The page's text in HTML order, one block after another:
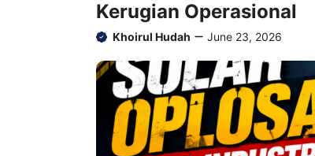
Kerugian Operasional
Khoirul Hudah June 23, 2026